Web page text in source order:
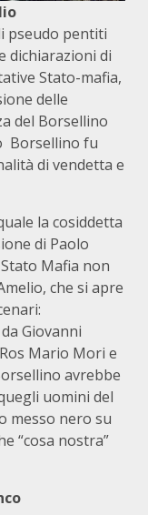
pseudo pentiti
dichiarazioni di
Stato-mafia,
delle
del Borsellino
Borsellino fu
di vendetta e
la cosiddetta
di Paolo
Mafia non
che si apre
Giovanni
Mario Mori e
avrebbe
uomini del
messo nero su
“cosa nostra”